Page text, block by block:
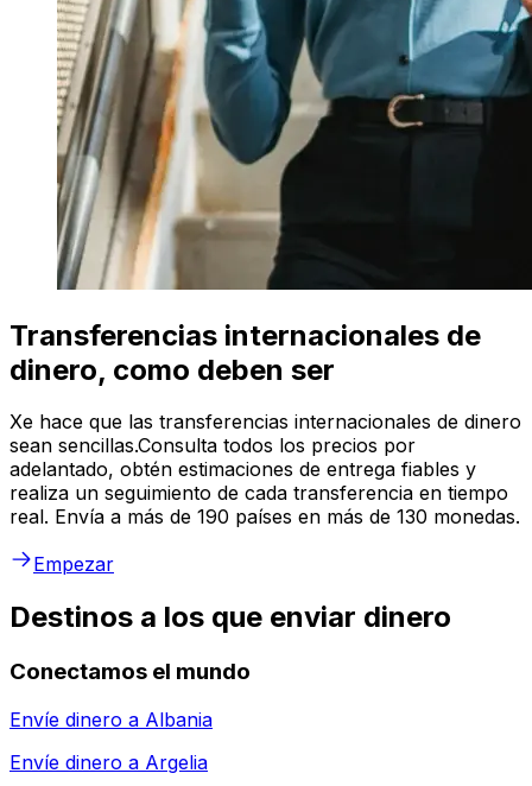
Transferencias internacionales de
dinero, como deben ser
Xe hace que las transferencias internacionales de dinero
sean sencillas.Consulta todos los precios por
adelantado, obtén estimaciones de entrega fiables y
realiza un seguimiento de cada transferencia en tiempo
real. Envía a más de 190 países en más de 130 monedas.
Empezar
Destinos a los que enviar dinero
Conectamos el mundo
Envíe dinero a Albania
Envíe dinero a Argelia